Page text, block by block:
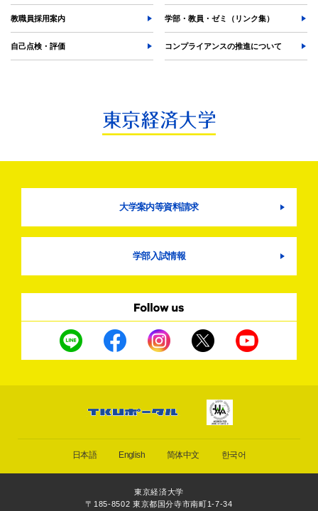
教職員採用案内 学部・教員・ゼミ（リンク集）
自己点検・評価 コンプライアンスの推進について
大学案内等資料請求
学部入試情報
日本語 English 简体中文 한국어
東京経済大学
〒185-8502 東京都国分寺市南町1-7-34